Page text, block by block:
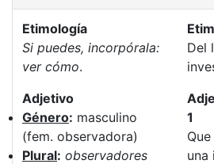
Etimología
Si puedes, incorpórala:
ver cómo.
Adjetivo
Género: masculino
(fem. observadora)
Plural: observadores
Del
1
una